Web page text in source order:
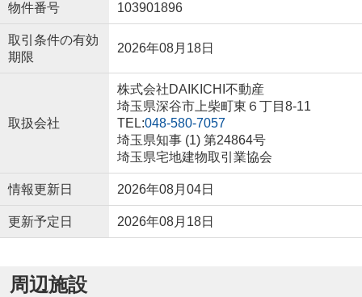
物件番号 103901896
取引条件の有効
期限
2026年08月18日
取扱会社
株式会社DAIKICHI不動産
埼玉県深谷市上柴町東６丁目8-11
TEL:048-580-7057
埼玉県知事 (1) 第24864号
埼玉県宅地建物取引業協会
情報更新日 2026年08月04日
更新予定日 2026年08月18日
周辺施設